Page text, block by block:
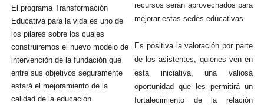
El programa Transformación
Educativa para la vida es uno de
los pilares sobre los cuales
construiremos el nuevo modelo de
intervención de la fundación que
entre sus objetivos seguramente
estará el mejoramiento de la
calidad de la educación.
recursos serán aprovechados para
mejorar estas sedes educativas.
Es positiva la valoración por parte
de los asistentes, quienes ven en
esta iniciativa, una valiosa
oportunidad que les permitirá un
fortalecimiento de la relación